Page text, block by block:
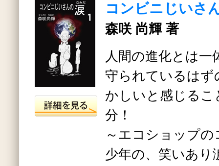
コンビニじいさ
森咲 尚輝 著
人間の進化とは一
守られているはず
かしいと感じる
分！
～エコショップ
少年の、笑いあり